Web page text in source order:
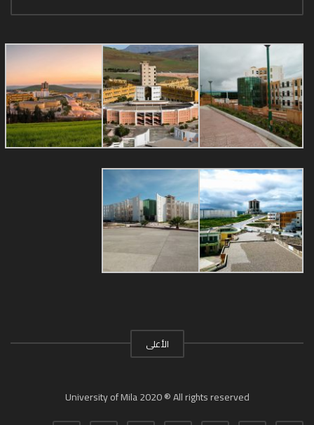
الأعلى
University of Mila 2020 ® All rights reserved